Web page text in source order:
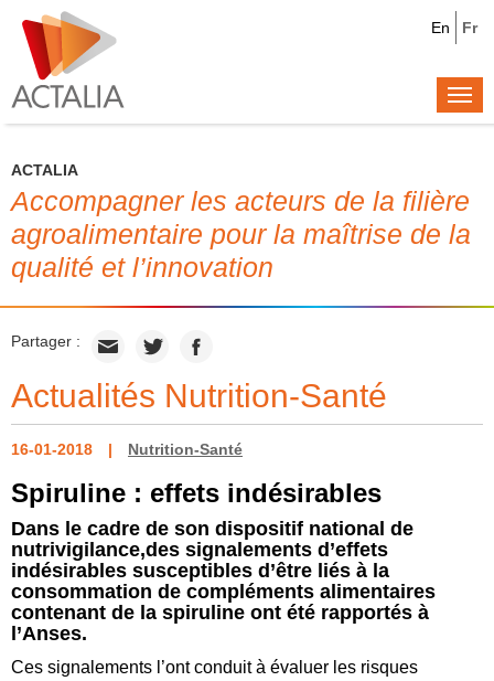
Fr
En
ACTALIA
Accompagner les acteurs de la filière
agroalimentaire pour la maîtrise de la
qualité et l’innovation
Partager :
Actualités Nutrition-Santé
16-01-2018 Nutrition-Santé
Spiruline : effets indésirables
Dans le cadre de son dispositif national de
nutrivigilance,des signalements d’effets
indésirables susceptibles d’être liés à la
consommation de compléments alimentaires
contenant de la spiruline ont été rapportés à
l’Anses.
Ces signalements l’ont conduit à évaluer les risques